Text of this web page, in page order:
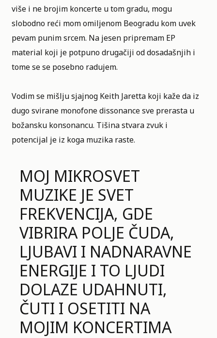
više i ne brojim koncerte u tom gradu, mogu
slobodno reći mom omiljenom Beogradu kom uvek
pevam punim srcem. Na jesen pripremam EP
material koji je potpuno drugačiji od dosadašnjih i
tome se se posebno radujem.
Vodim se mišlju sjajnog Keith Jaretta koji kaže da iz
dugo svirane monofone dissonance sve prerasta u
božansku konsonancu. Tišina stvara zvuk i
potencijal je iz koga muzika raste.
MOJ MIKROSVET
MUZIKE JE SVET
FREKVENCIJA, GDE
VIBRIRA POLJE ČUDA,
LJUBAVI I NADNARAVNE
ENERGIJE I TO LJUDI
DOLAZE UDAHNUTI,
ČUTI I OSETITI NA
MOJIM KONCERTIMA